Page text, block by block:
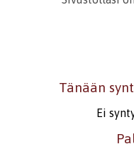
Tänään
Ei